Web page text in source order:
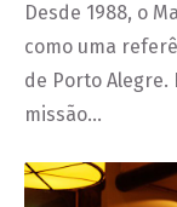
Desde 1988, o
como uma
de Porto Alegre.
missão…